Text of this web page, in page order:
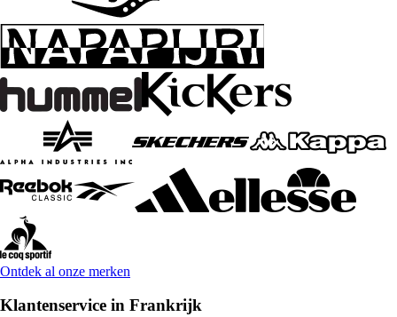
Ontdek al onze merken
Klantenservice in Frankrijk